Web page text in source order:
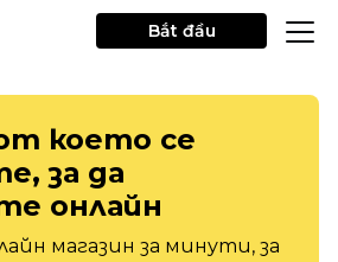
Bắt đầu
което се
за да
онлайн
магазин за минути, за